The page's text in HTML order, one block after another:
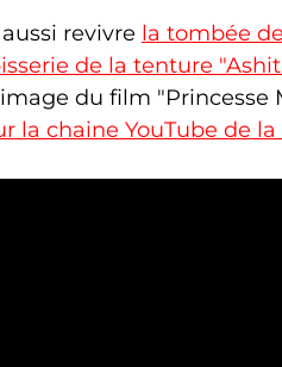
revivre la tombée
de la tenture
du film "Princesse
la chaine YouTube de